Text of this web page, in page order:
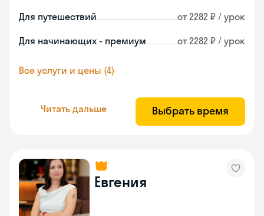
Для путешествий от 2282 ₽ / урок
Для начинающих - премиум от 2282 ₽ / урок
Все услуги и цены (4)
Читать дальше Выбрать время
Евгения